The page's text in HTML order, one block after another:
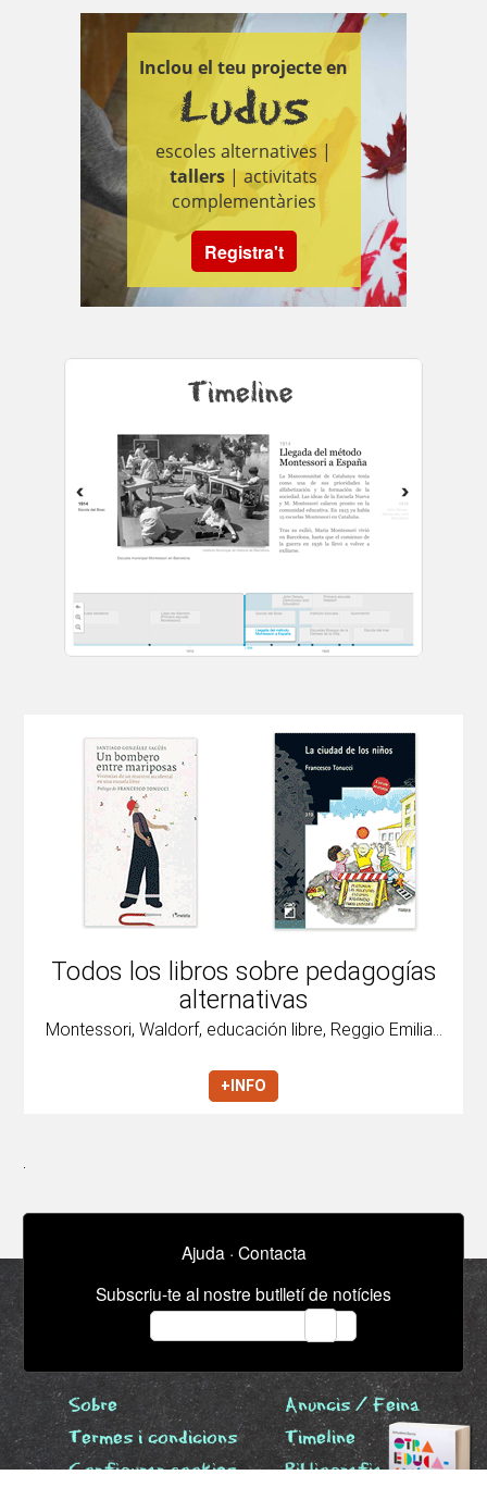
Inclou el teu projecte en
Ludus
escoles alternatives |
tallers | activitats
complementàries
Registra't
Todos los libros sobre pedagogías
alternativas
Montessori, Waldorf, educación libre, Reggio Emilia...
+INFO
Ajuda · Contacta
Subscriu-te al nostre butlletí de notícies
Sobre
Termes i condicions
Configurar cookies
Anuncis / Feina
Timeline
Bibliografia